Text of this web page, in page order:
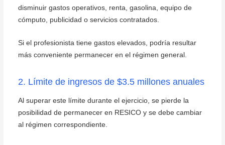
disminuir gastos operativos, renta, gasolina, equipo de
cómputo, publicidad o servicios contratados.
Si el profesionista tiene gastos elevados, podría resultar
más conveniente permanecer en el régimen general.
2. Límite de ingresos de $3.5 millones anuales
Al superar este límite durante el ejercicio, se pierde la
posibilidad de permanecer en RESICO y se debe cambiar
al régimen correspondiente.